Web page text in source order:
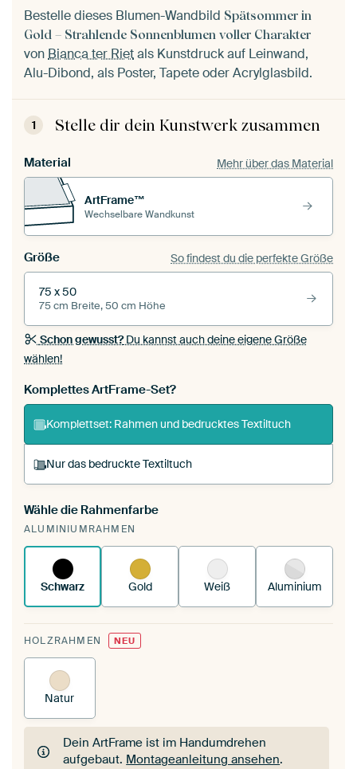
Bestelle dieses Blumen-Wandbild Spätsommer in
Gold – Strahlende Sonnenblumen voller Charakter
vonBianca ter Rietals Kunstdruck auf Leinwand,
Alu-Dibond, als Poster, Tapete oder Acrylglasbild.
1 Stelle dir dein Kunstwerk zusammen
Material Mehr über das Material
ArtFrame™
Wechselbare Wandkunst
Größe So findest du die perfekte Größe
75 x 50
75 cm Breite, 50 cm Höhe
Schon gewusst?Du kannst auch deine eigene Größe
wählen!
Komplettes ArtFrame-Set?
Komplettset: Rahmen und bedrucktes Textiltuch
Nur das bedruckte Textiltuch
Du spannst einen wechselbaren Textiltuch in
deinen vorhandenen ArtFrame™.
funktioniert es.
Wähle die Rahmenfarbe
ALUMINIUMRAHMEN
Schwarz Gold Weiß Aluminium
HOLZRAHMEN NEU
Natur
Dein ArtFrame ist im Handumdrehen
aufgebaut. Montageanleitung ansehen.